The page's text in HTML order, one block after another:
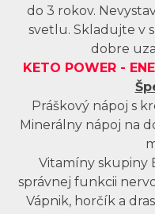
do 3 rokov.
svetlu. Skladujte v
dobre
KETO POWER -
Práškový nápoj s
Minerálny nápoj na
Vitamíny skupiny
správnej funkcii
Vápnik, horčík a